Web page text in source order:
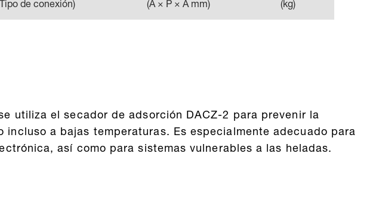
de conexión)
(A × P × A mm)
(kg)
utiliza el secador de adsorción DACZ-2 para prevenir la
a bajas temperaturas. Es especialmente adecuado para
así como para sistemas vulnerables a las heladas.